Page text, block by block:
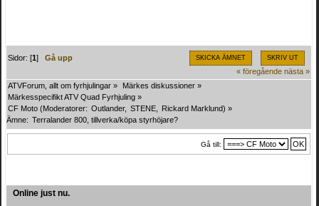
SKICKA ÄMNET SKRIV UT
Sidor: [1]Gå upp
« föregående nästa »
ATVForum, allt om fyrhjulingar » Märkes diskussioner »
Märkesspecifikt ATV Quad Fyrhjuling »
CF Moto (Moderatorer: Outlander, STENE Rickard Marklund) »
Ämne: Terralander 800, tillverka/köpa styrhöjare?
Gå till:
Online just nu.